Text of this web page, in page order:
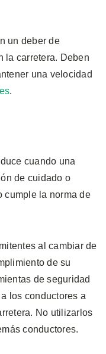
un deber de
la carretera. Deben
una velocidad
.
cuando una
de cuidado o
cumple la norma de
al cambiar de
de su
de seguridad
los conductores a
No utilizarlos
conductores.